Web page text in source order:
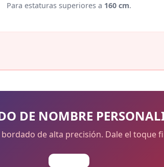
Para estaturas superiores a 160 cm.
DE NOMBRE
bordado de alta precisión. Dale el toque